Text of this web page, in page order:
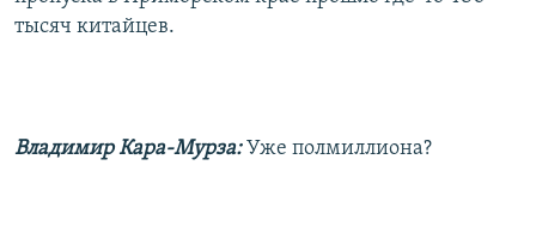
тысяч китайцев.
Владимир Кара-Мурза:Уже полмиллиона?